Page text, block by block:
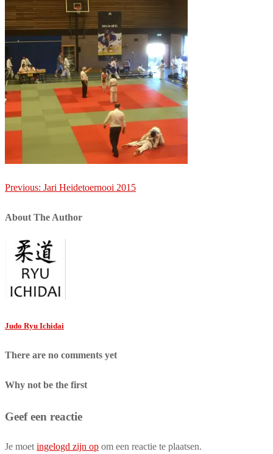
Post
Previous: Jari Heidetoernooi 2015
About The Author
Judo Ryu Ichidai
There are no comments yet
Why not be the first
Geef een reactie
Je moet ingelogd zijn op om een reactie te plaatsen.